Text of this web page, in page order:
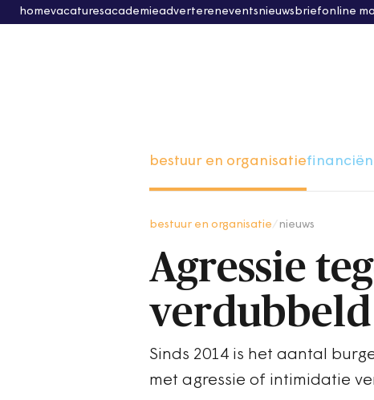
homevacaturesacademieadvertereneventsnieuwsbriefonline
bestuur en organisatiefinanciën
bestuur en organisatie nieuws
Agressie
verdubbeld
Sinds 2014 is het aantal
met agressie of intimidatie